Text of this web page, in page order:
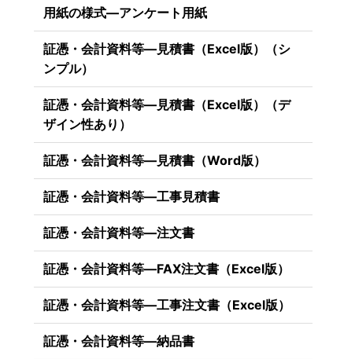
用紙の様式―アンケート用紙
証憑・会計資料等―見積書（Excel版）（シ
ンプル）
証憑・会計資料等―見積書（Excel版）（デ
ザイン性あり）
証憑・会計資料等―見積書（Word版）
証憑・会計資料等―工事見積書
証憑・会計資料等―注文書
証憑・会計資料等―FAX注文書（Excel版）
証憑・会計資料等―工事注文書（Excel版）
証憑・会計資料等―納品書